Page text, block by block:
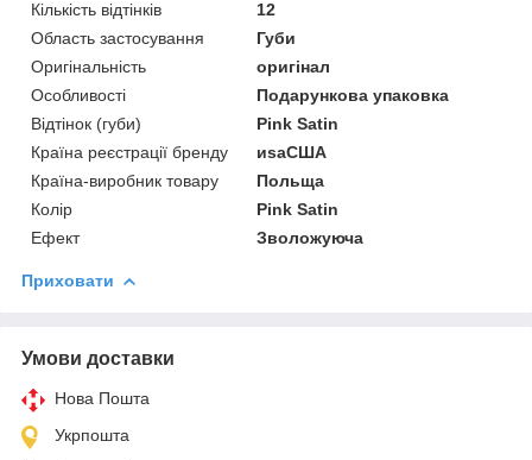
Кількість відтінків
12
Область застосування
Губи
Оригінальність
оригінал
Особливості
Подарункова упаковка
Відтінок (губи)
Pink Satin
Країна реєстрації бренду
иѕаСША
Країна-виробник товару
Польща
Колір
Pink Satin
Ефект
Зволожуюча
Приховати
Умови доставки
Нова Пошта
Укрпошта